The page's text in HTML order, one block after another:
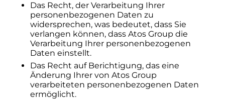
Das Recht, der Verarbeitung Ihrer
personenbezogenen Daten zu
widersprechen, was bedeutet, dass Sie
verlangen können, dass Atos Group die
Verarbeitung Ihrer personenbezogenen
Daten einstellt.
Das Recht auf Berichtigung, das eine
Änderung Ihrer von Atos Group
verarbeiteten personenbezogenen Daten
ermöglicht.